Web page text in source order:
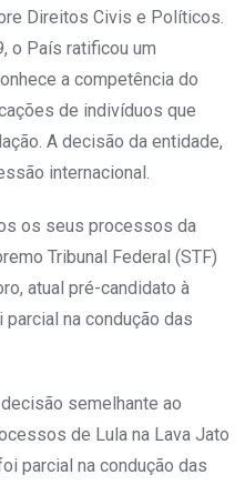
Direitos Civis e Políticos.
o País ratificou um
a competência do
de indivíduos que
A decisão da entidade,
internacional.
os seus processos da
Tribunal Federal (STF)
atual pré-candidato à
na condução das
semelhante ao
de Lula na Lava Jato
parcial na condução das